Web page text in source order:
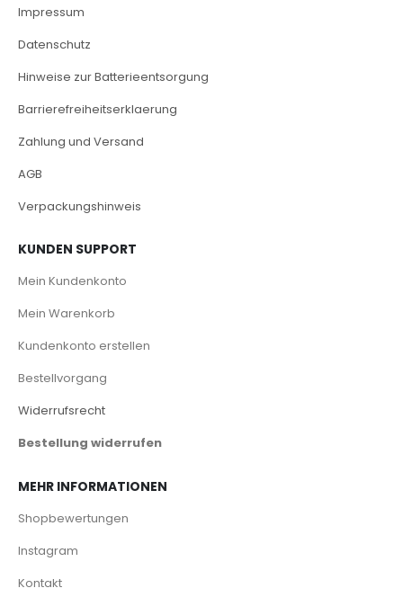
Impressum
Datenschutz
Hinweise zur Batterieentsorgung
Barrierefreiheitserklaerung
Zahlung und Versand
AGB
Verpackungshinweis
KUNDEN SUPPORT
Mein Kundenkonto
Mein Warenkorb
Kundenkonto erstellen
Bestellvorgang
Widerrufsrecht
Bestellung widerrufen
MEHR INFORMATIONEN
Shopbewertungen
Instagram
Kontakt